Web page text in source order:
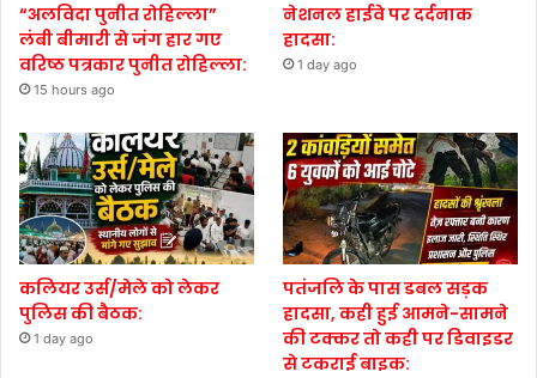
“अलविदा पुनीत रोहिल्ला”
लंबी बीमारी से जंग हार गए
वरिष्ठ पत्रकार पुनीत रोहिल्ला:
15 hours ago
नेशनल हाईवे पर दर्दनाक
हादसा:
1 day ago
कलियर उर्स/मेले को लेकर
पुलिस की बैठक:
1 day ago
पतंजलि के पास डबल सड़क
हादसा, कही हुई आमने-सामने
की टक्कर तो कही पर डिवाइडर
से टकराई बाइक: